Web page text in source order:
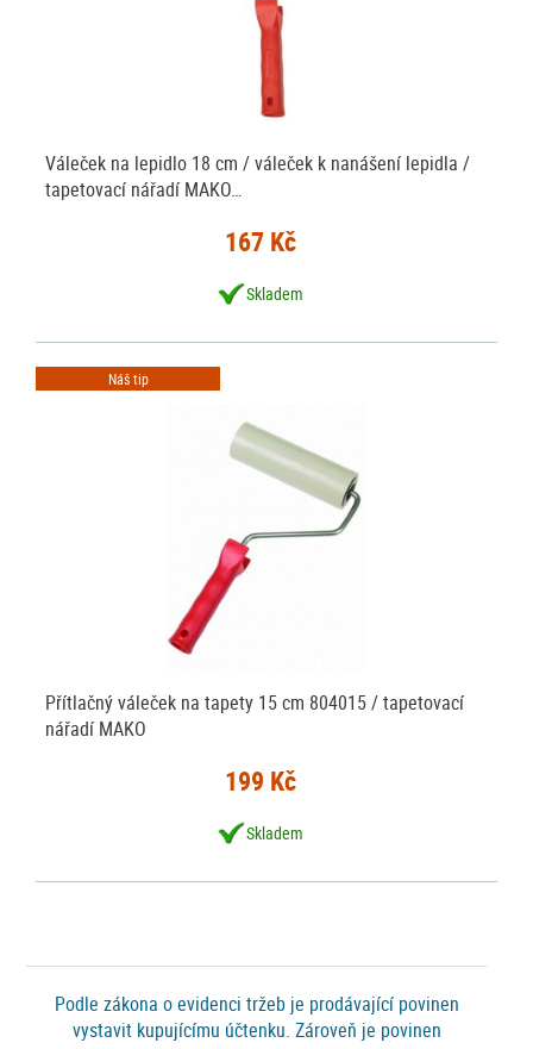
Váleček na lepidlo 18 cm / váleček k nanášení lepidla /
tapetovací nářadí MAKO…
167 Kč
Skladem
Náš tip
Přítlačný váleček na tapety 15 cm 804015 / tapetovací
nářadí MAKO
199 Kč
Skladem
Podle zákona o evidenci tržeb je prodávající povinen
vystavit kupujícímu účtenku. Zároveň je povinen